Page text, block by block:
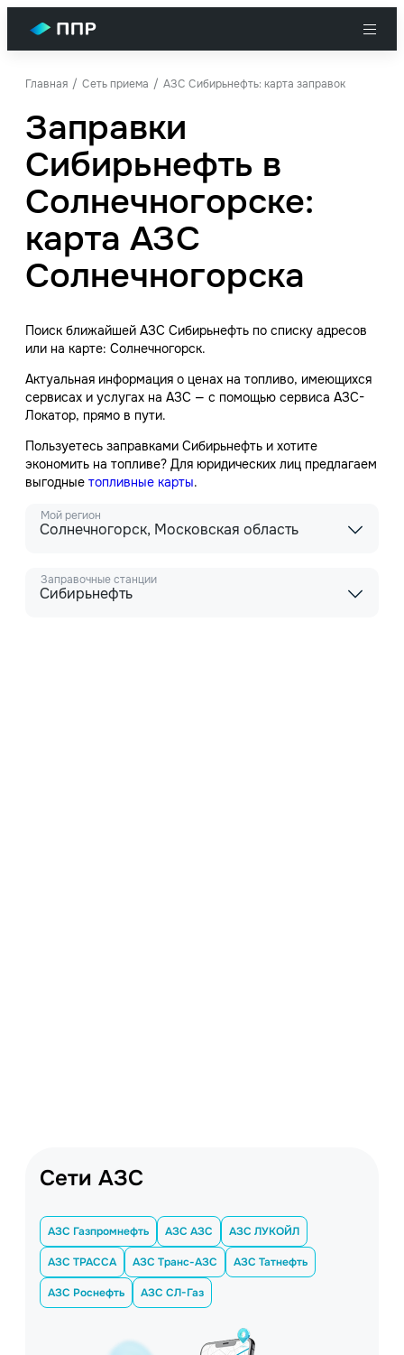
Главная Сеть приема АЗС Сибирьнефть: карта заправок
Заправки
Сибирьнефть в
Солнечногорске:
карта АЗС
Солнечногорска
Поиск ближайшей АЗС Сибирьнефть по списку адресов
или на карте: Солнечногорск.
Актуальная информация о ценах на топливо, имеющихся
сервисах и услугах на АЗС — с помощью сервиса АЗС-
Локатор, прямо в пути.
Пользуетесь заправками Сибирьнефть и хотите
экономить на топливе? Для юридических лиц предлагаем
выгодные топливные карты.
Мой регион
Солнечногорск, Московская область
Заправочные станции
Сибирьнефть
Сети АЗС
АЗС Газпромнефть АЗС АЗС АЗС ЛУКОЙЛ
АЗС ТРАССА АЗС Транс-АЗС АЗС Татнефть
АЗС Роснефть АЗС СЛ-Газ